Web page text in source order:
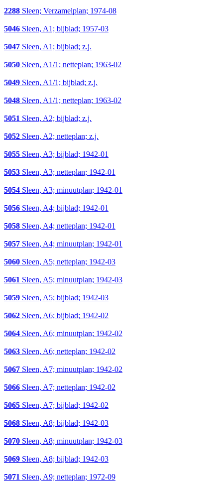
2288 Sleen; Verzamelplan; 1974-08
5046 Sleen, A1; bijblad; 1957-03
5047 Sleen, A1; bijblad; z.j.
5050 Sleen, A1/1; netteplan; 1963-02
5049 Sleen, A1/1; bijblad; z.j.
5048 Sleen, A1/1; netteplan; 1963-02
5051 Sleen, A2; bijblad; z.j.
5052 Sleen, A2; netteplan; z.j.
5055 Sleen, A3; bijblad; 1942-01
5053 Sleen, A3; netteplan; 1942-01
5054 Sleen, A3; minuutplan; 1942-01
5056 Sleen, A4; bijblad; 1942-01
5058 Sleen, A4; netteplan; 1942-01
5057 Sleen, A4; minuutplan; 1942-01
5060 Sleen, A5; netteplan; 1942-03
5061 Sleen, A5; minuutplan; 1942-03
5059 Sleen, A5; bijblad; 1942-03
5062 Sleen, A6; bijblad; 1942-02
5064 Sleen, A6; minuutplan; 1942-02
5063 Sleen, A6; netteplan; 1942-02
5067 Sleen, A7; minuutplan; 1942-02
5066 Sleen, A7; netteplan; 1942-02
5065 Sleen, A7; bijblad; 1942-02
5068 Sleen, A8; bijblad; 1942-03
5070 Sleen, A8; minuutplan; 1942-03
5069 Sleen, A8; bijblad; 1942-03
5071 Sleen, A9; netteplan; 1972-09